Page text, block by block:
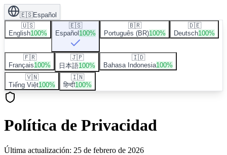
🇪🇸Español
🇺🇸
English100%
🇪🇸
Español 100%
🇧🇷
Português (BR)100%
🇩🇪
Deutsch100%
🇫🇷
Français100%
🇯🇵
日本語100%
🇮🇩
Bahasa Indonesia100%
🇻🇳
Tiếng Việt100%
🇮🇳
हिन्दी100%
Política de Privacidad
Última actualización: 25 de febrero de 2026